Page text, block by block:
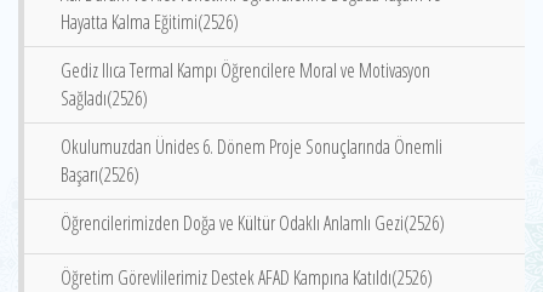
Hayatta Kalma Eğitimi(2526)
Gediz Ilıca Termal Kampı Öğrencilere Moral ve Motivasyon
Sağladı(2526)
Okulumuzdan Ünides 6. Dönem Proje Sonuçlarında Önemli
Başarı(2526)
Öğrencilerimizden Doğa ve Kültür Odaklı Anlamlı Gezi(2526)
Öğretim Görevlilerimiz Destek AFAD Kampına Katıldı(2526)